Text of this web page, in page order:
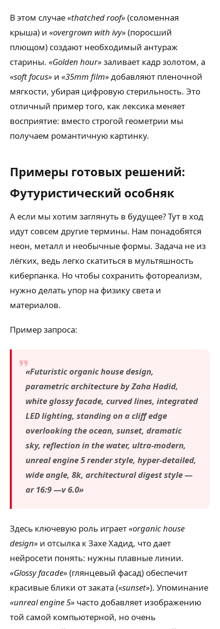
В этом случае«thatched roof»(соломенная
крыша) и «overgrown with ivy»(поросший
плющом) создают необходимый антураж
старины. «Golden hour»заливает кадр золотом, а
«soft focus» и «35mm film»добавляют пленочной
мягкости, убирая цифровую стерильность. Это
отличный пример того, как лексика меняет
восприятие: вместо строгой геометрии мы
получаем романтичную картинку.
Примеры готовых решений:
Футуристический особняк
А если мы хотим заглянуть в будущее? Тут в ход
идут совсем другие термины. Нам понадобятся
неон, металл и необычные формы. Задача не из
лёгких, ведь легко скатиться в мультяшность
киберпанка. Но чтобы сохранить фотореализм,
нужно делать упор на физику света и
материалов.
Пример запроса:
«Futuristic organic house design,
parametric architecture by Zaha Hadid,
white glossy facade, curved lines, integrated
LED lighting, standing on a cliff edge
overlooking the ocean, sunset, dramatic
sky, reflection in the water, ultra-modern,
unreal engine 5 render style, hyper-detailed,
wide angle, 8k, architectural digest style —
ar 16:9 —v 6.0»
Здесь ключевую роль играет«organic house
design» и отсылка к Захе Хадид, что дает
нейросети понять: нужны плавные линии.
«Glossy facade»(глянцевый фасад) обеспечит
красивые блики от заката («sunset»). Упоминание
«unreal engine 5» часто добавляет изображению
той самой компьютерной, но очень